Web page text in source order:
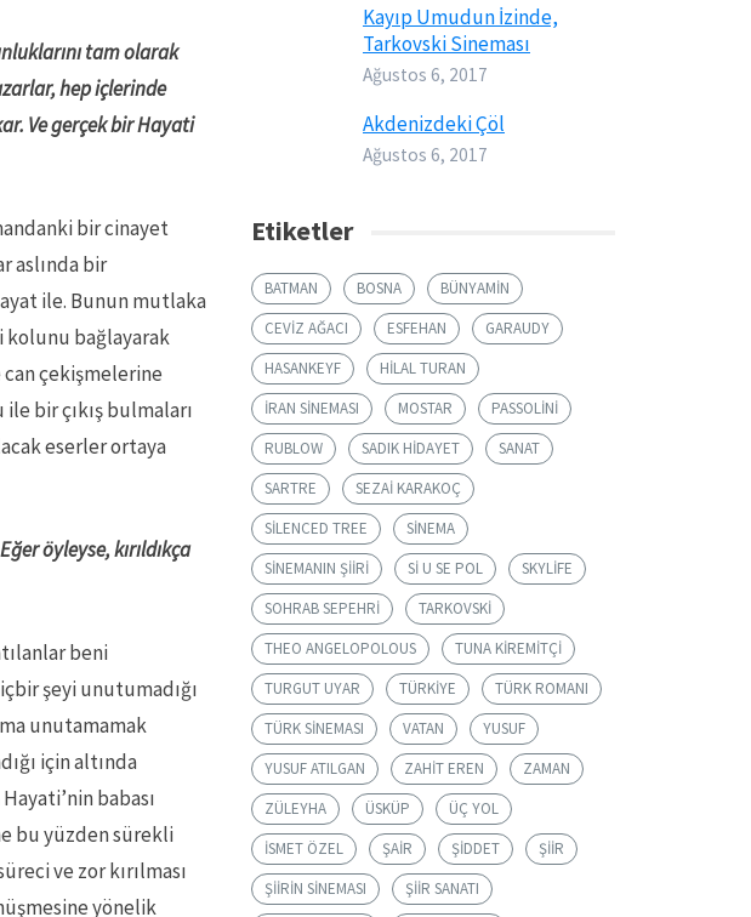
tam olarak
hep içlerinde
Ve gerçek bir Hayati
bir cinayet
aslında bir
ile. Bunun mutlaka
kolunu bağlayarak
can çekişmelerine
bir çıkış bulmaları
eserler ortaya
öyleyse, kırıldıkça
beni
şeyi unutumadığı
unutamamak
için altında
babası
bu yüzden sürekli
ve zor kırılması
yönelik
Kayıp Umudun İzinde,
Tarkovski Sineması
Ağustos 6, 2017
Akdenizdeki Çöl
Ağustos 6, 2017
Etiketler
BATMAN BOSNA
BÜNYAMIN
CEVIZ AĞACI
ESFEHAN
GARAUDY
HASANKEYF
HILAL TURAN
IRAN SINEMASI
MOSTAR
PASSOLINI
RUBLOW
SADIK HIDAYET
SANAT
SARTRE
SEZAI KARAKOÇ
SILENCED TREE
SINEMA
SINEMANIN ŞIIRI
SI U SE POL
SKYLIFE
SOHRAB SEPEHRI
TARKOVSKI
THEO ANGELOPOLOUS
TUNA KIREMITÇI
TURGUT UYAR
TÜRKIYE
TÜRK ROMANI
TÜRK SINEMASI
VATAN
YUSUF
YUSUF ATILGAN
ZAHIT EREN
ZAMAN
ZÜLEYHA
ÜSKÜP
ÜÇ YOL
İSMET ÖZEL
ŞAIR ŞIDDET
ŞIIR
ŞIIRIN SINEMASI
ŞIIR SANATI